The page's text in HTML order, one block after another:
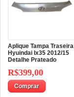
Aplique Tampa Traseira
Hyuindai Ix35 2012/15
Detalhe Prateado
R$399,00
Comprar